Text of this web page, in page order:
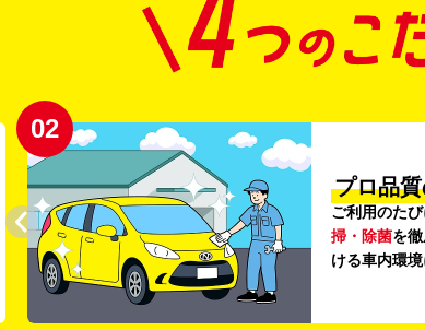
02
プロ品
ご利用のた
掃・除菌を
ける車内環